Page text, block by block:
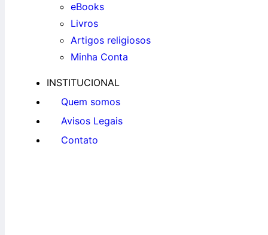
eBooks
Livros
Artigos religiosos
Minha Conta
INSTITUCIONAL
Quem somos
Avisos Legais
Contato